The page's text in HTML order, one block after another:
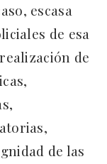
escasa
de esa
de
de las